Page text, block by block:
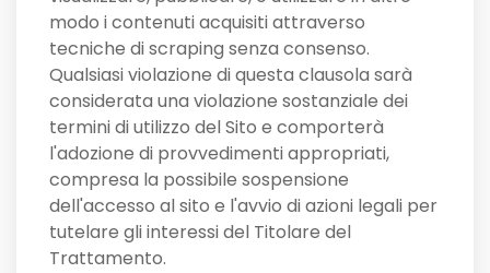
modo i contenuti acquisiti attraverso
tecniche di scraping senza consenso.
Qualsiasi violazione di questa clausola sarà
considerata una violazione sostanziale dei
termini di utilizzo del Sito e comporterà
l'adozione di provvedimenti appropriati,
compresa la possibile sospensione
dell'accesso al sito e l'avvio di azioni legali per
tutelare gli interessi del Titolare del
Trattamento.